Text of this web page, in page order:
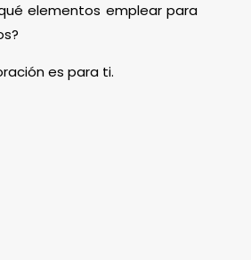
elementos emplear para
es para ti.